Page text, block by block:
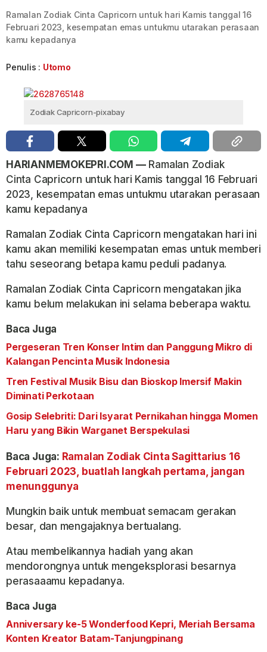
Ramalan Zodiak Cinta Capricorn untuk hari Kamis tanggal 16
Februari 2023, kesempatan emas untukmu utarakan perasaan
kamu kepadanya
Penulis : Utomo
Zodiak Capricorn-pixabay
HARIANMEMOKEPRI.COM —Ramalan Zodiak
Cinta Capricorn untuk hari Kamis tanggal 16 Februari
2023, kesempatan emas untukmu utarakan perasaan
kamu kepadanya
Ramalan Zodiak Cinta Capricorn mengatakan hari ini
kamu akan memiliki kesempatan emas untuk memberi
tahu seseorang betapa kamu peduli padanya.
Ramalan Zodiak Cinta Capricorn mengatakan jika
kamu belum melakukan ini selama beberapa waktu.
Baca Juga
Pergeseran Tren Konser Intim dan Panggung Mikro di
Kalangan Pencinta Musik Indonesia
Tren Festival Musik Bisu dan Bioskop Imersif Makin
Diminati Perkotaan
Gosip Selebriti: Dari Isyarat Pernikahan hingga Momen
Haru yang Bikin Warganet Berspekulasi
Baca Juga: Ramalan Zodiak Cinta Sagittarius 16
Februari 2023, buatlah langkah pertama, jangan
menunggunya
Mungkin baik untuk membuat semacam gerakan
besar, dan mengajaknya bertualang.
Atau membelikannya hadiah yang akan
mendorongnya untuk mengeksplorasi besarnya
perasaaamu kepadanya.
Baca Juga
Anniversary ke-5 Wonderfood Kepri, Meriah Bersama
Konten Kreator Batam-Tanjungpinang